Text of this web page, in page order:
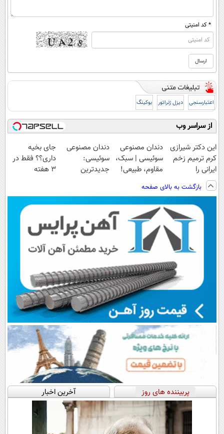
* کد امنیتی
اعتبارسنجی دیزل ژنراتور بوکینگ
از سراسر وب
این دکتر شیرازی
کرم ترمیم زخم
ایرانی را
ساخت!!!
دندان مصنوعی
سوئیسی | سبک،
مقاوم، طبیعی!
رایگان+پرداخت
اقساطی😍
دندان مصنوعی
سوئیسی:
جدیدترین
پرداخت قسطی
جای بخیه
داری؟؟ فقط در
3 هفته
بازگشت به بالای صفحه
پربیننده های روز آخرین اخبار